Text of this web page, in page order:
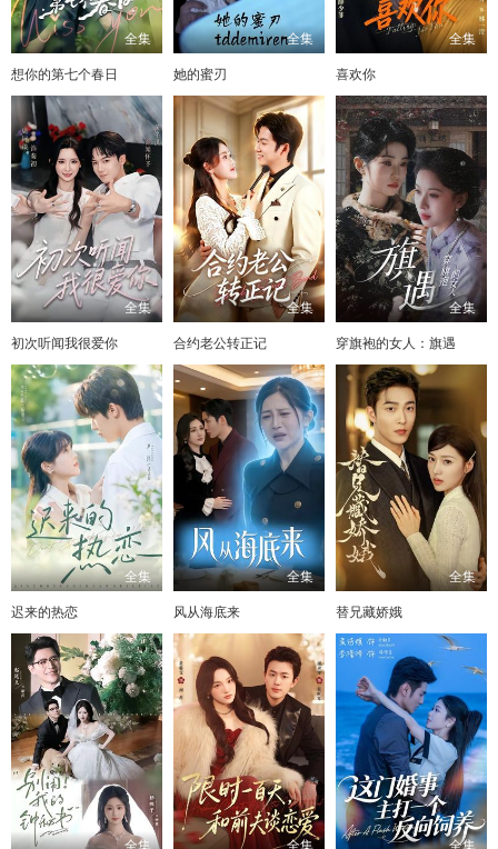
全集
想你的第七个春日
全集
她的蜜刃
全集
喜欢你
全集
初次听闻我很爱你
全集
合约老公转正记
全集
穿旗袍的女人：旗遇
全集
迟来的热恋
全集
风从海底来
全集
替兄藏娇娥
全集 全集 全集